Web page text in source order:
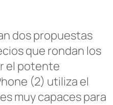
dos propuestas
que rondan los
el potente
(2) utiliza el
muy capaces para